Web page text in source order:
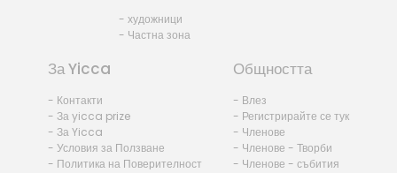
- художници
- Частна зона
За Yicca
- Контакти
- За yicca prize
- За Yicca
- Условия за Ползване
- Политика на Поверителност
Общността
- Влез
- Регистрирайте се тук
- Членове
- Членове - Творби
- Членове - събития